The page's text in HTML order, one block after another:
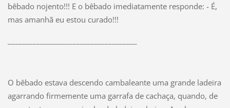
bêbado nojento!!! E o bêbado imediatamente responde: - É,
mas amanhã eu estou curado!!!
O bêbado estava descendo cambaleante uma grande ladeira
agarrando firmemente uma garrafa de cachaça, quando, de